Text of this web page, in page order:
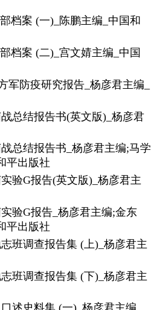
案 (一)_陈鹏主编_中国和
案 (二)_宫文婧主编_中国
防疫研究报告_杨彦君主编_
结报告书(英文版)_杨彦君
结报告书_杨彦君主编;马学
平出版社
G报告(英文版)_杨彦君主
G报告_杨彦君主编;金东
平出版社
调查报告集 (上)_杨彦君主
调查报告集 (下)_杨彦君主